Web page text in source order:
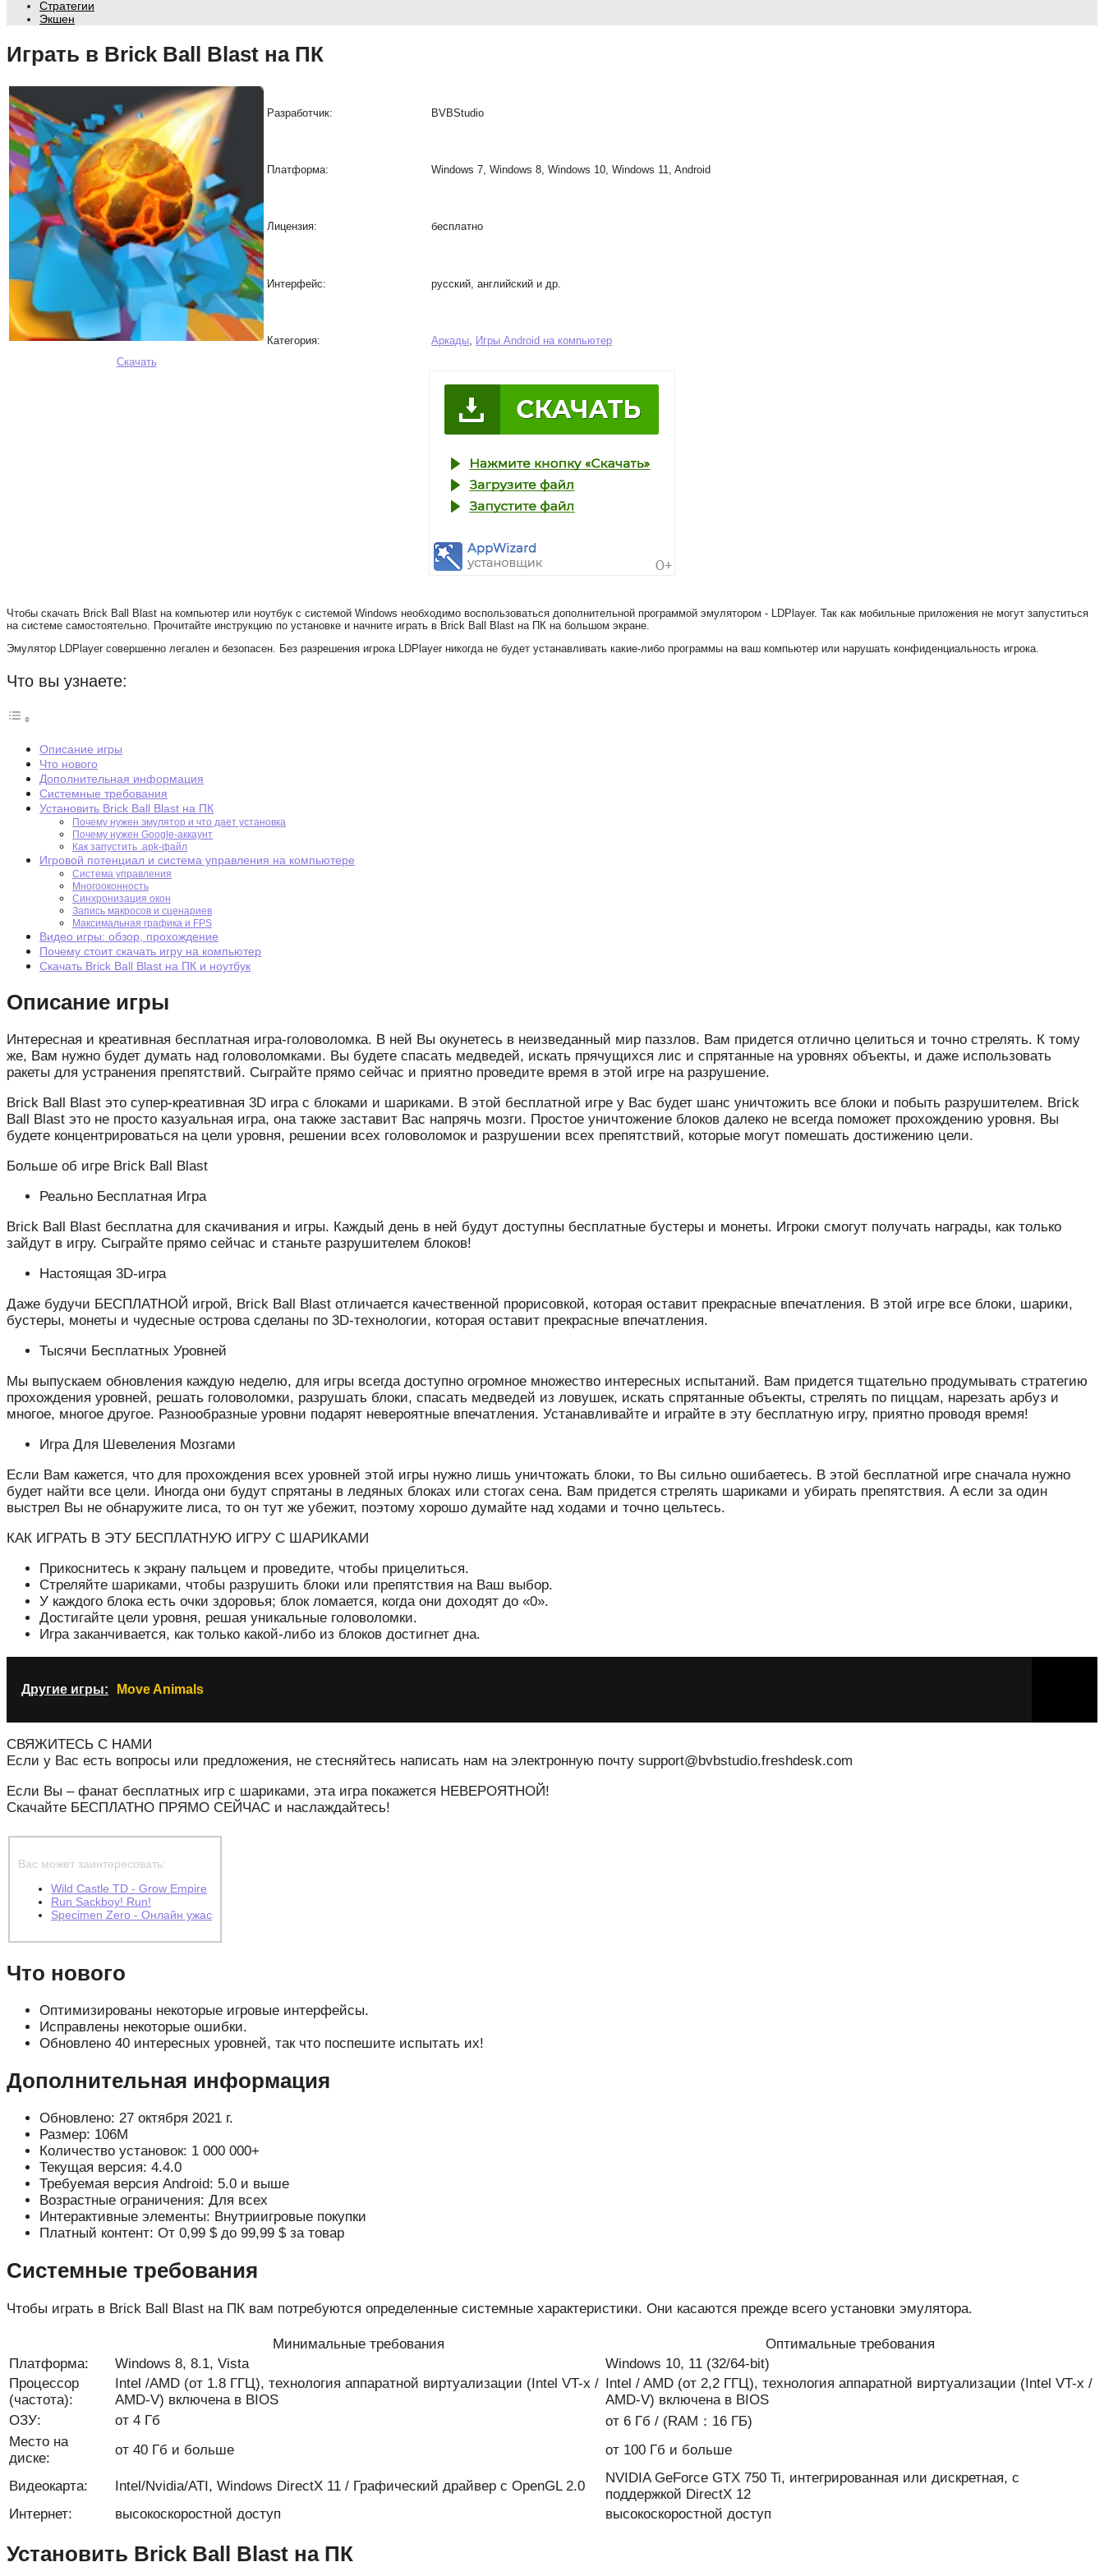
Стратегии
Экшен
Играть в Brick Ball Blast на ПК
Скачать
Разработчик: BVBStudio
Платформа: Windows 7, Windows 8, Windows 10, Windows 11, Android
Лицензия: бесплатно
Интерфейс: русский, английский и др.
Категория: Аркады, Игры Android на компьютер
Чтобы скачать Brick Ball Blast на компьютер или ноутбук с системой Windows необходимо воспользоваться дополнительной программой эмулятором - LDPlayer. Так как мобильные приложения не могут запуститься
на системе самостоятельно. Прочитайте инструкцию по установке и начните играть в Brick Ball Blast на ПК на большом экране.
Эмулятор LDPlayer совершенно легален и безопасен. Без разрешения игрока LDPlayer никогда не будет устанавливать какие-либо программы на ваш компьютер или нарушать конфиденциальность игрока.
Что вы узнаете:
Описание игры
Что нового
Дополнительная информация
Системные требования
Установить Brick Ball Blast на ПК
Почему нужен эмулятор и что дает установка
Почему нужен Google-аккаунт
Как запустить .apk-файл
Игровой потенциал и система управления на компьютере
Система управления
Многооконность
Синхронизация окон
Запись макросов и сценариев
Максимальная графика и FPS
Видео игры: обзор, прохождение
Почему стоит скачать игру на компьютер
Скачать Brick Ball Blast на ПК и ноутбук
Описание игры
Интересная и креативная бесплатная игра-головоломка. В ней Вы окунетесь в неизведанный мир паззлов. Вам придется отлично целиться и точно стрелять. К тому
же, Вам нужно будет думать над головоломками. Вы будете спасать медведей, искать прячущихся лис и спрятанные на уровнях объекты, и даже использовать
ракеты для устранения препятствий. Сыграйте прямо сейчас и приятно проведите время в этой игре на разрушение.
Brick Ball Blast это супер-креативная 3D игра с блоками и шариками. В этой бесплатной игре у Вас будет шанс уничтожить все блоки и побыть разрушителем. Brick
Ball Blast это не просто казуальная игра, она также заставит Вас напрячь мозги. Простое уничтожение блоков далеко не всегда поможет прохождению уровня. Вы
будете концентрироваться на цели уровня, решении всех головоломок и разрушении всех препятствий, которые могут помешать достижению цели.
Больше об игре Brick Ball Blast
Реально Бесплатная Игра
Brick Ball Blast бесплатна для скачивания и игры. Каждый день в ней будут доступны бесплатные бустеры и монеты. Игроки смогут получать награды, как только
зайдут в игру. Сыграйте прямо сейчас и станьте разрушителем блоков!
Настоящая 3D-игра
Даже будучи БЕСПЛАТНОЙ игрой, Brick Ball Blast отличается качественной прорисовкой, которая оставит прекрасные впечатления. В этой игре все блоки, шарики,
бустеры, монеты и чудесные острова сделаны по 3D-технологии, которая оставит прекрасные впечатления.
Тысячи Бесплатных Уровней
Мы выпускаем обновления каждую неделю, для игры всегда доступно огромное множество интересных испытаний. Вам придется тщательно продумывать стратегию
прохождения уровней, решать головоломки, разрушать блоки, спасать медведей из ловушек, искать спрятанные объекты, стрелять по пиццам, нарезать арбуз и
многое, многое другое. Разнообразные уровни подарят невероятные впечатления. Устанавливайте и играйте в эту бесплатную игру, приятно проводя время!
Игра Для Шевеления Мозгами
Если Вам кажется, что для прохождения всех уровней этой игры нужно лишь уничтожать блоки, то Вы сильно ошибаетесь. В этой бесплатной игре сначала нужно
будет найти все цели. Иногда они будут спрятаны в ледяных блоках или стогах сена. Вам придется стрелять шариками и убирать препятствия. А если за один
выстрел Вы не обнаружите лиса, то он тут же убежит, поэтому хорошо думайте над ходами и точно цельтесь.
КАК ИГРАТЬ В ЭТУ БЕСПЛАТНУЮ ИГРУ С ШАРИКАМИ
Прикоснитесь к экрану пальцем и проведите, чтобы прицелиться.
Стреляйте шариками, чтобы разрушить блоки или препятствия на Ваш выбор.
У каждого блока есть очки здоровья; блок ломается, когда они доходят до «0».
Достигайте цели уровня, решая уникальные головоломки.
Игра заканчивается, как только какой-либо из блоков достигнет дна.
Другие игры: Move Animals
СВЯЖИТЕСЬ С НАМИ
Если у Вас есть вопросы или предложения, не стесняйтесь написать нам на электронную почту support@bvbstudio.freshdesk.com
Если Вы – фанат бесплатных игр с шариками, эта игра покажется НЕВЕРОЯТНОЙ!
Скачайте БЕСПЛАТНО ПРЯМО СЕЙЧАС и наслаждайтесь!
Вас может заинтересовать:
Wild Castle TD - Grow Empire
Run Sackboy! Run!
Specimen Zero - Онлайн ужас
Что нового
Оптимизированы некоторые игровые интерфейсы.
Исправлены некоторые ошибки.
Обновлено 40 интересных уровней, так что поспешите испытать их!
Дополнительная информация
Обновлено: 27 октября 2021 г.
Размер: 106M
Количество установок: 1 000 000+
Текущая версия: 4.4.0
Требуемая версия Android: 5.0 и выше
Возрастные ограничения: Для всех
Интерактивные элементы: Внутриигровые покупки
Платный контент: От 0,99 $ до 99,99 $ за товар
Системные требования
Чтобы играть в Brick Ball Blast на ПК вам потребуются определенные системные характеристики. Они касаются прежде всего установки эмулятора.
Минимальные требования
Оптимальные требования
Платформа:
Windows 8, 8.1, Vista
Windows 10, 11 (32/64-bit)
Процессор
(частота):
Intel /AMD (от 1.8 ГГЦ), технология аппаратной виртуализации (Intel VT-x /
AMD-V) включена в BIOS
Intel / AMD (от 2,2 ГГЦ), технология аппаратной виртуализации (Intel VT-x /
AMD-V) включена в BIOS
ОЗУ:
от 4 Гб
от 6 Гб / (RAM：16 ГБ)
Место на
диске:
от 40 Гб и больше от 100 Гб и больше
Видеокарта: Intel/Nvidia/ATI, Windows DirectX 11 / Графический драйвер с OpenGL 2.0
NVIDIA GeForce GTX 750 Ti, интегрированная или дискретная, с
поддержкой DirectX 12
Интернет:
высокоскоростной доступ высокоскоростной доступ
Установить Brick Ball Blast на ПК